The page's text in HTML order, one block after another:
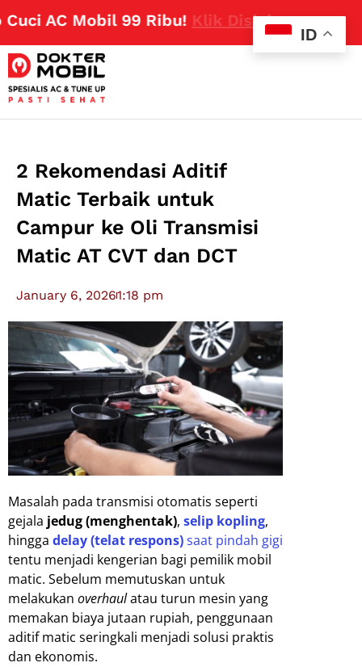
AC Mobil 99 Ribu!Klik Disini
2 Rekomendasi Aditif
Matic Terbaik untuk
Campur ke Oli Transmisi
Matic AT CVT dan DCT
January 6, 20261:18 pm
Masalah pada transmisi otomatis seperti
gejala jedug (menghentak), selip kopling,
hingga delay (telat respons)saat pindah gigi
tentu menjadi kengerian bagi pemilik mobil
matic. Sebelum memutuskan untuk
melakukan overhaulatau turun mesin yang
memakan biaya jutaan rupiah, penggunaan
aditif matic seringkali menjadi solusi praktis
dan ekonomis.
ID